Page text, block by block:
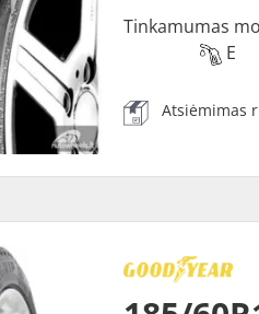
Tinkamumas
E
Atsiėmimas